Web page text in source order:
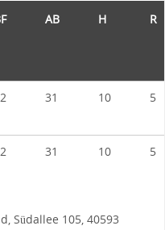
AB H R
31 10 5
31 10 5
Südallee 105, 40593